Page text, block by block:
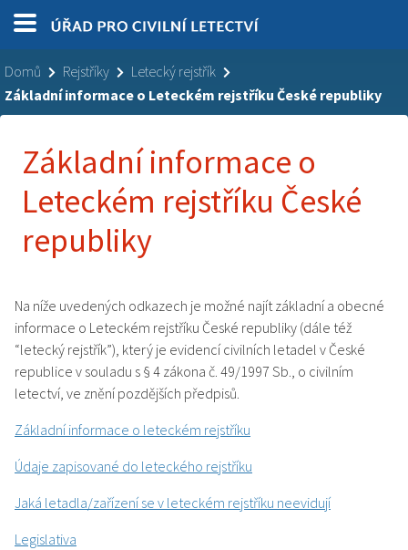
Domů Rejstříky
Letecký rejstřík
Základní informace o Leteckém rejstříku České republiky
Základní informace o
Leteckém rejstříku České
republiky
Na níže uvedených odkazech je možné najít základní a obecné
informace o Leteckém rejstříku České republiky (dále též
“letecký rejstřík”), který je evidencí civilních letadel v České
republice v souladu s § 4 zákona č. 49/1997 Sb., o civilním
letectví, ve znění pozdějších předpisů.
Základní informace o leteckém rejstříku
Údaje zapisované do leteckého rejstříku
Jaká letadla/zařízení se v leteckém rejstříku neevidují
Legislativa